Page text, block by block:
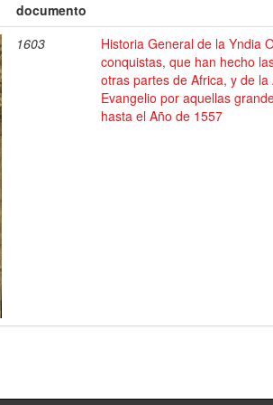
documento
1603
Historia General de la Yndia
conquistas, que han hecho
otras partes de Africa, y de
Evangelio por aquellas
hasta el Año de 1557